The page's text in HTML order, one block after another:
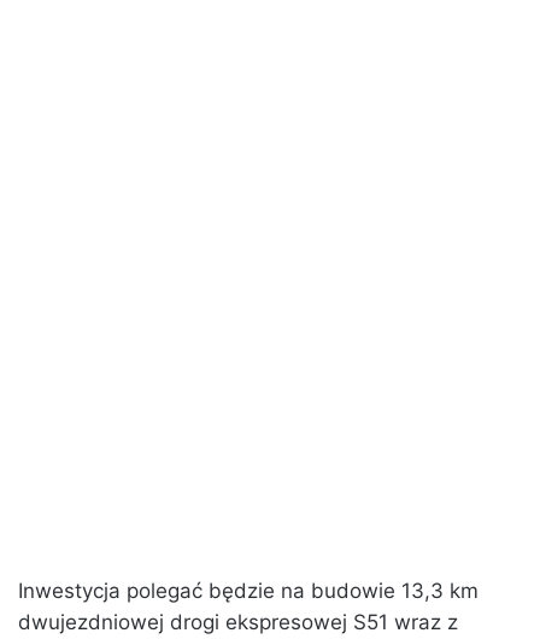
Inwestycja polegać będzie na budowie 13,3 km
dwujezdniowej drogi ekspresowej S51 wraz z